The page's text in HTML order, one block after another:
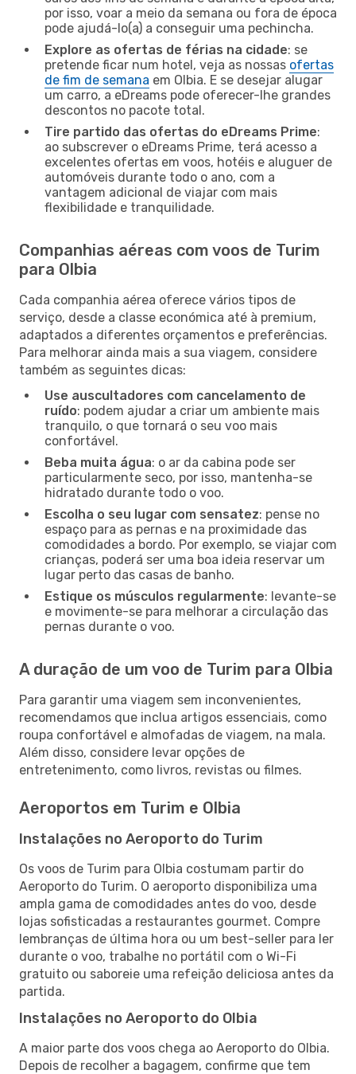
por isso, voar a meio da semana ou fora de época
pode ajudá-lo(a) a conseguir uma pechincha.
Explore as ofertas de férias na cidade: se
pretende ficar num hotel, veja as nossas ofertas
de fim de semana em Olbia. E se desejar alugar
um carro, a eDreams pode oferecer-lhe grandes
descontos no pacote total.
Tire partido das ofertas do eDreams Prime:
ao subscrever o eDreams Prime, terá acesso a
excelentes ofertas em voos, hotéis e aluguer de
automóveis durante todo o ano, com a
vantagem adicional de viajar com mais
flexibilidade e tranquilidade.
Companhias aéreas com voos de Turim
para Olbia
Cada companhia aérea oferece vários tipos de
serviço, desde a classe económica até à premium,
adaptados a diferentes orçamentos e preferências.
Para melhorar ainda mais a sua viagem, considere
também as seguintes dicas:
Use auscultadores com cancelamento de
ruído: podem ajudar a criar um ambiente mais
tranquilo, o que tornará o seu voo mais
confortável.
Beba muita água: o ar da cabina pode ser
particularmente seco, por isso, mantenha-se
hidratado durante todo o voo.
Escolha o seu lugar com sensatez: pense no
espaço para as pernas e na proximidade das
comodidades a bordo. Por exemplo, se viajar com
crianças, poderá ser uma boa ideia reservar um
lugar perto das casas de banho.
Estique os músculos regularmente: levante-se
e movimente-se para melhorar a circulação das
pernas durante o voo.
A duração de um voo de Turim para Olbia
Para garantir uma viagem sem inconvenientes,
recomendamos que inclua artigos essenciais, como
roupa confortável e almofadas de viagem, na mala.
Além disso, considere levar opções de
entretenimento, como livros, revistas ou filmes.
Aeroportos em Turim e Olbia
Instalações no Aeroporto do Turim
Os voos de Turim para Olbia costumam partir do
Aeroporto do Turim. O aeroporto disponibiliza uma
ampla gama de comodidades antes do voo, desde
lojas sofisticadas a restaurantes gourmet. Compre
lembranças de última hora ou um best-seller para ler
durante o voo, trabalhe no portátil com o Wi-Fi
gratuito ou saboreie uma refeição deliciosa antes da
partida.
Instalações no Aeroporto do Olbia
A maior parte dos voos chega ao Aeroporto do Olbia.
Depois de recolher a bagagem, confirme que tem